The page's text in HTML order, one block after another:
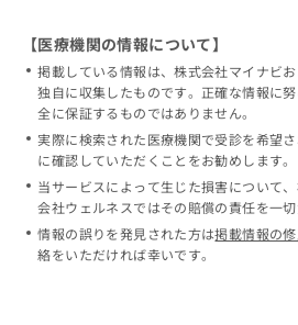
【医療機関の情報について】
掲載している情報は、株式会社マイナビ
独自に収集したものです。正確な情報に
全に保証するものではありません。
実際に検索された医療機関で受診を希望
に確認していただくことをお勧めします。
当サービスによって生じた損害について
会社ウェルネスではその賠償の責任を一切
情報の誤りを発見された方は掲載情報の
絡をいただければ幸いです。